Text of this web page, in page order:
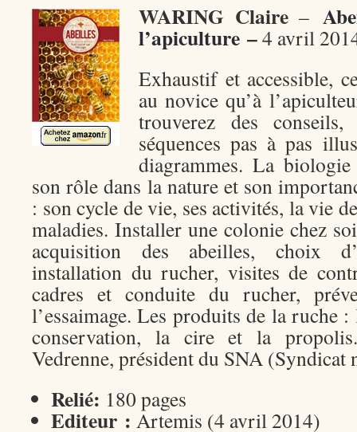
WARING Claire–
l’apiculture –4 avril
Exhaustif et accessible,
au novice qu’à
trouverez des
séquences pas à pas
diagrammes. La
son rôle dans la nature et son
: son cycle de vie, ses activités, la vie
maladies. Installer une colonie chez
acquisition des abeilles, choix
installation du rucher, visites de
cadres et conduite du rucher,
l’essaimage. Les produits de la ruche
conservation, la cire et la
Vedrenne, président du SNA (Syndicat
Relié: 180 pages
Editeur : Artemis (4 avril 2014)